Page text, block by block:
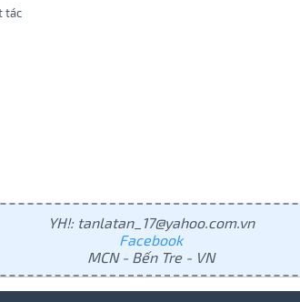
tác
YH!: tanlatan_17@yahoo.com.vn
Facebook
MCN - Bến Tre - VN